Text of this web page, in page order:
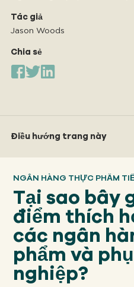
TIẾP CẬN
Của chúng tôi
SỰ VA CHẠM
Về
NHIỆM VỤ CỦA
Điều hướng trang này
Tác giả
Jason Woods
Chia sẻ
NGÂN HÀNG THỰC PHẨM
Tại sao bây
điểm thích
các ngân
phẩm và
nghiệp?